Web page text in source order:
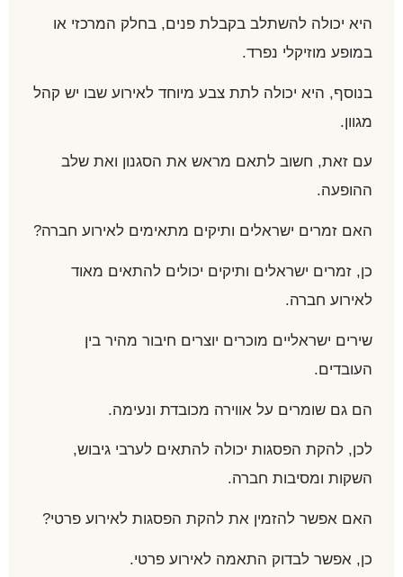
היא יכולה להשתלב בקבלת פנים, בחלק המרכזי או
במופע מוזיקלי נפרד.
בנוסף, היא יכולה לתת צבע מיוחד לאירוע שבו יש קהל
מגוון.
עם זאת, חשוב לתאם מראש את הסגנון ואת שלב
ההופעה.
האם זמרים ישראלים ותיקים מתאימים לאירוע חברה?
כן, זמרים ישראלים ותיקים יכולים להתאים מאוד
לאירוע חברה.
שירים ישראליים מוכרים יוצרים חיבור מהיר בין
העובדים.
הם גם שומרים על אווירה מכובדת ונעימה.
לכן, להקת הפסגות יכולה להתאים לערבי גיבוש,
השקות ומסיבות חברה.
האם אפשר להזמין את להקת הפסגות לאירוע פרטי?
כן, אפשר לבדוק התאמה לאירוע פרטי.